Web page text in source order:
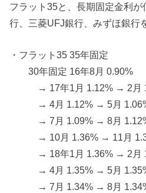
フラット35と、長期固定金利が
行、三菱UFJ銀行、みずほ銀行
・フラット35 35年固定
30年固定 16年8月 0.90%
→ 17年1月 1.12% → 2月
→ 4月 1.12% → 5月
→ 7月 1.09% → 8月
→ 10月 1.36% → 11月
→ 18年1月 1.36% → 2月
→ 4月 1.35% → 5月
→ 7月 1.34% → 8月